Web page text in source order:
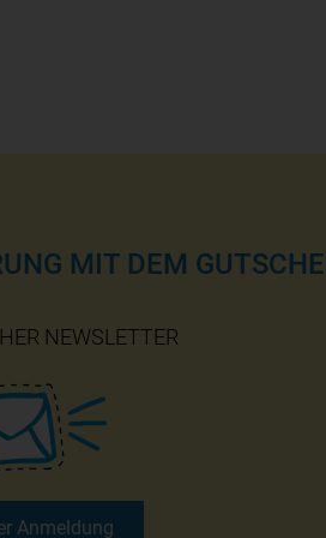
MIT DEM
NEWSLETTER
Anmeldung